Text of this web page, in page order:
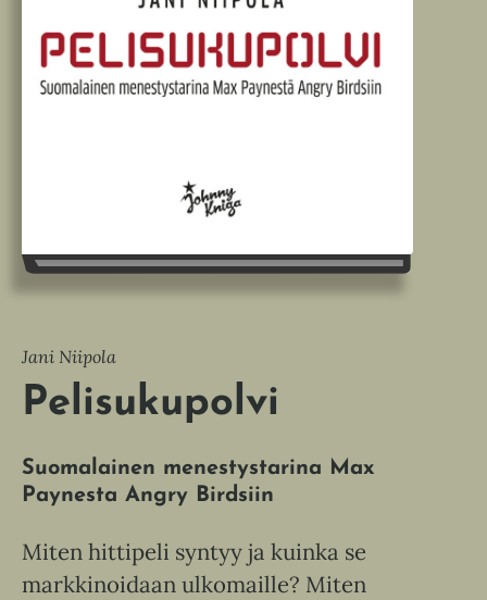
Jani Niipola
Pelisukupolvi
Suomalainen menestystarina Max
Paynesta Angry Birdsiin
Miten hittipeli syntyy ja kuinka se
markkinoidaan ulkomaille? Miten